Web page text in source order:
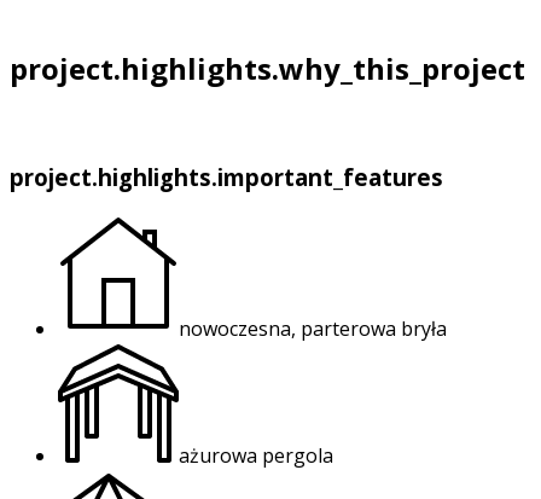
project.highlights.why_this_project
project.highlights.important_features
nowoczesna, parterowa bryła
ażurowa pergola